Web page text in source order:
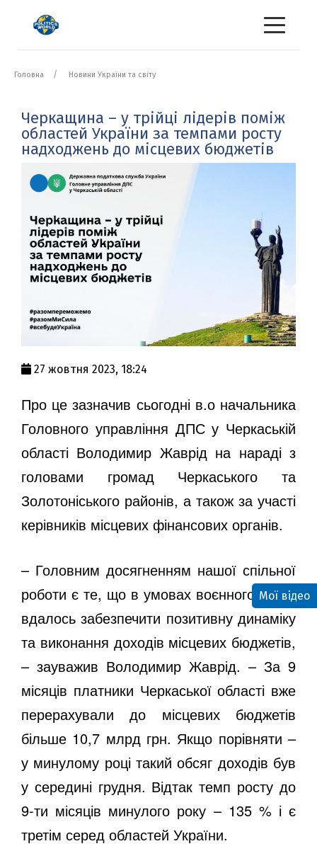
Головна Новини України та світу
Черкащина – у трійці лідерів поміж
областей України за темпами росту
надходжень до місцевих бюджетів
27 жовтня 2023, 18:24
Про це зазначив сьогодні в.о начальника
Головного управління ДПС у Черкаській
області Володимир Жаврід на нараді з
головами громад Черкаського та
Золотоніського районів, а також за участі
керівників місцевих фінансових органів.
– Головним досягненням нашої спільної
роботи є те, що в умовах воєнного стану
вдалось забезпечити позитивну динаміку
та виконання доходів місцевих бюджетів,
– зауважив Володимир Жаврід. – За 9
місяців платники Черкаської області вже
перерахували до місцевих бюджетів
більше 10,7 млрд грн. Якщо порівняти –
у минулому році такий обсяг доходів був
у середині грудня. Відтак темп росту до
9-ти місяців минулого року – 135 % і є
третім серед областей України.
Мої відео